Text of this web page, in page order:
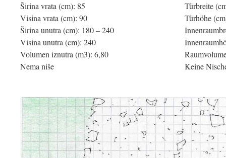
Širina vrata (cm): 85
Visina vrata (cm): 90
Širina unutra (cm): 180 – 240
Visina unutra (cm): 240
Volumen iznutra (m3): 6,80
Nema niše
Türbreite
Türhöhe
Keine